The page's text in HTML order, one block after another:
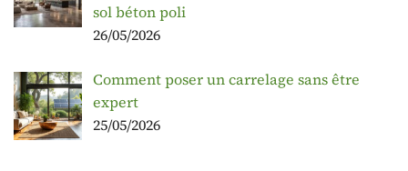
sol béton poli
26/05/2026
Comment poser un carrelage sans être
expert
25/05/2026